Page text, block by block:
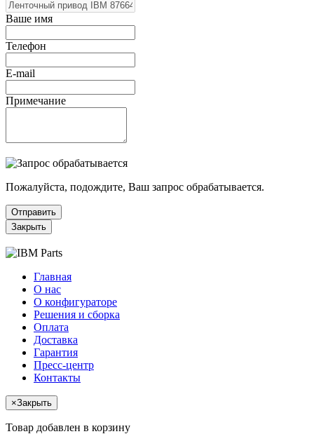
Ваше имя
Телефон
E-mail
Примечание
Пожалуйста, подождите, Ваш запрос обрабатывается.
Отправить
Закрыть
Главная
О нас
О конфигураторе
Решения и сборка
Оплата
Доставка
Гарантия
Пресс-центр
Контакты
×Закрыть
Товар добавлен в корзину